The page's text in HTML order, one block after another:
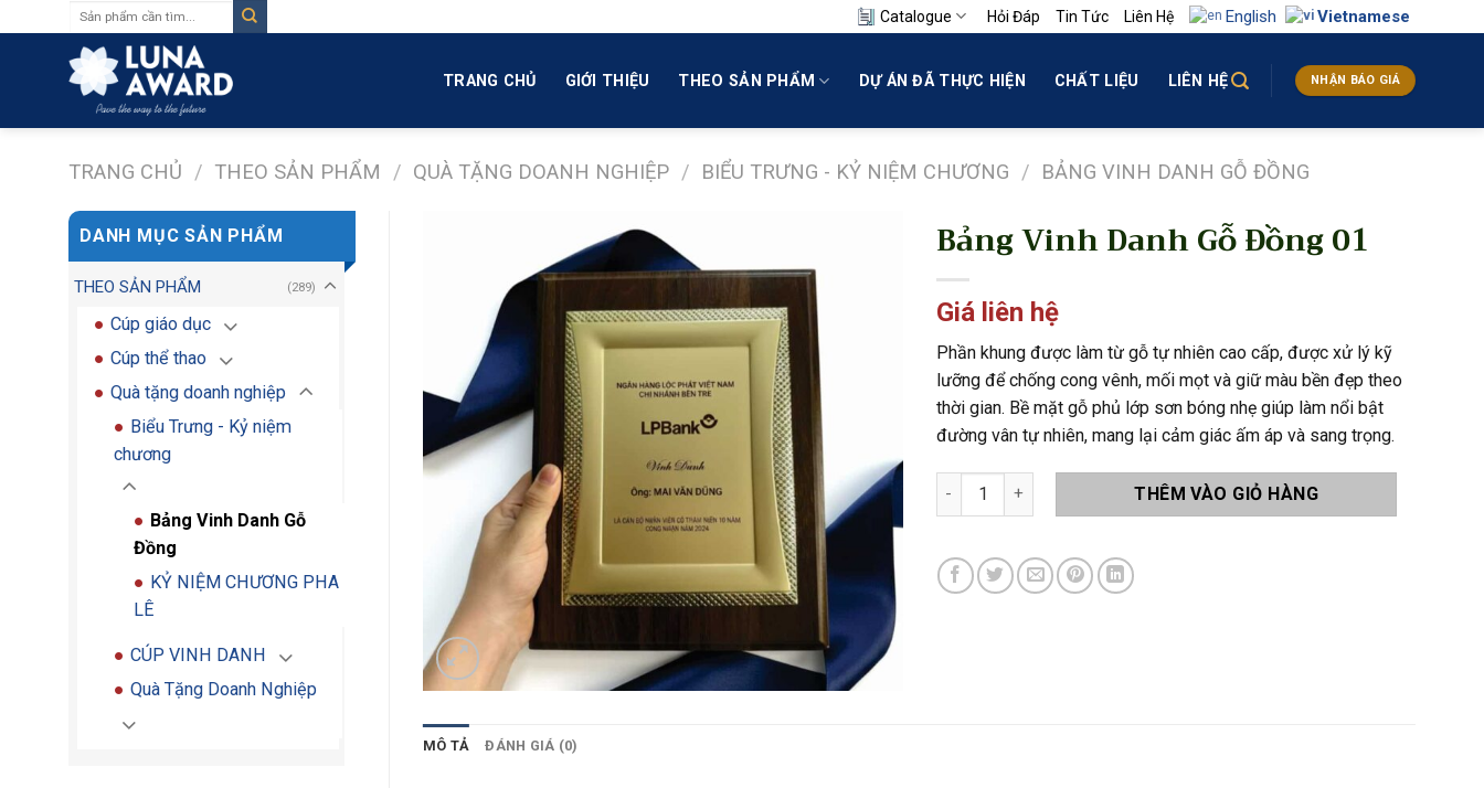
to
Catalogue Hỏi Đáp Tin Tức Liên Hệ English Vietnamese
TRANG CHỦ GIỚI THIỆU THEO SẢN PHẨM DỰ ÁN ĐÃ THỰC HIỆN CHẤT LIỆU LIÊN HỆ NHẬN BÁO GIÁ
TRANG CHỦ / THEO SẢN PHẨM / QUÀ TẶNG DOANH NGHIỆP / BIỂU TRƯNG - KỶ NIỆM CHƯƠNG / BẢNG VINH DANH GỖ ĐỒNG
DANH MỤC SẢN PHẨM
THEO SẢN PHẨM (289)
Cúp giáo dục
Cúp thể thao
Quà tặng doanh nghiệp
Biểu Trưng - Kỷ niệm
chương
Bảng Vinh Danh Gỗ
Đồng
KỶ NIỆM CHƯƠNG PHA
LÊ
CÚP VINH DANH
Quà Tặng Doanh Nghiệp
Bảng Vinh Danh Gỗ Đồng 01
Giá liên hệ
Phần khung được làm từ gỗ tự nhiên cao cấp, được xử lý kỹ
lưỡng để chống cong vênh, mối mọt và giữ màu bền đẹp theo
thời gian. Bề mặt gỗ phủ lớp sơn bóng nhẹ giúp làm nổi bật
đường vân tự nhiên, mang lại cảm giác ấm áp và sang trọng.
Bảng Vinh Danh Gỗ Đồng 01 số lượngTHÊM VÀO GIỎ HÀNG
MÔ TẢ ĐÁNH GIÁ (0)